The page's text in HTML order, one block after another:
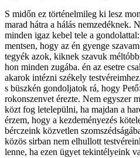
S midőn ez történelmileg ki lesz
marad hátra a hálás nemzedéknek.
minden igaz kebel tele a gondolattal:
mentsen, hogy az én gyenge
tegyék azok, kiknek szavuk
hon minden zugába. én az esetre
akarok intézni székely
s büszkén gondoljatok rá, hogy
rokonszenvet érezte. Nem egyszer
közt fog letelepülni, ha majdan a
érzem, hogy a kezdeményezés
bérczeink közvetlen
közös sirban nem elhullott
lenne, ha ezen ügyet tekintélyeink